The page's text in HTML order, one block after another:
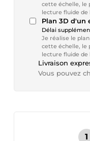
cette échelle, le
lecture fluide de
Plan 3D d'un
Délai
Je réalise le
cette échelle, le
lecture fluide de
Livraison
Vous pouvez